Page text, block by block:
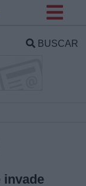
BUSCAR
invade